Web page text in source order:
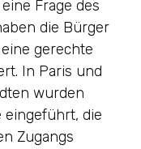
Frage des
die Bürger
gerechte
In Paris und
wurden
eingeführt, die
Zugangs